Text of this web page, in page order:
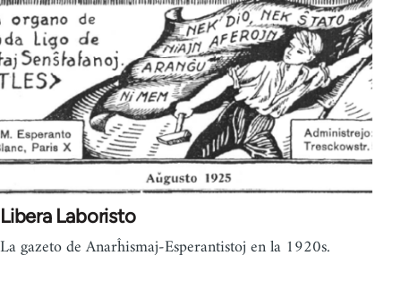
Libera Laboristo
La gazeto de Anarĥismaj-Esperantistoj en la 1920s.